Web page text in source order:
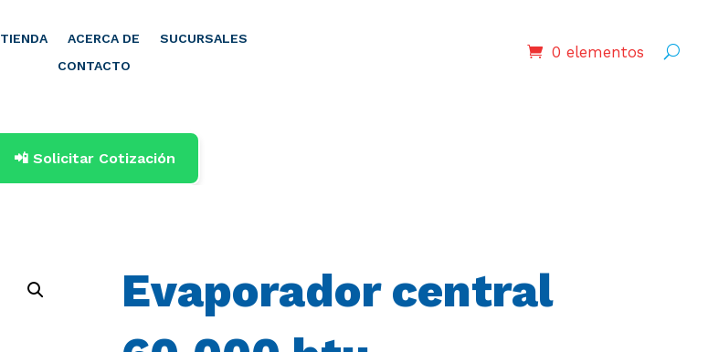
TIENDA ACERCA DE
SUCURSALES
CONTACTO
0 elementos
📲 Solicitar Cotización
Evaporador central